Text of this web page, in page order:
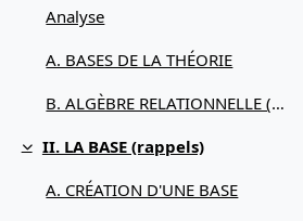
Analyse
A. BASES DE LA THÉORIE
B. ALGÈBRE RELATIONNELLE (débuter avec)
Replier
II. LA BASE (rappels)
A. CRÉATION D'UNE BASE